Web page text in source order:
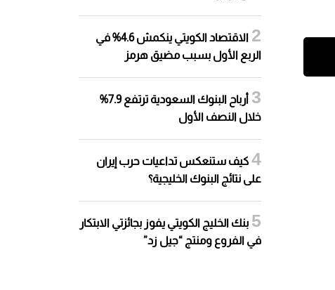
الاقتصاد الكويتي ينكمش 4.6% في
الربع الأول بسبب مضيق هرمز
أرباح البنوك السعودية ترتفع 7.9%
خلال النصف الأول
كيف ستنعكس تداعيات حرب إيران
على نتائج البنوك الخليجية؟
بنك الخليج الكويتي يفوز بجائزتي الابتكار
في الفروع ومنتج “جيل زد”